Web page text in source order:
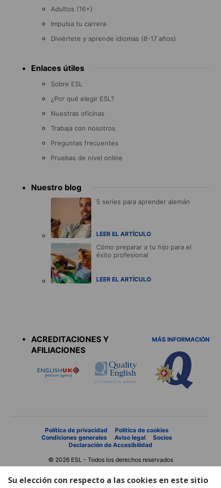
Su elección con respecto a las cookies en este sitio
Adultos (16+)
Impulsa tu carrera
Diviértete y aprende idiomas (8-17 años)
Enlaces útiles
Sobre ESL
¿Por qué elegir ESL?
Nuestras oficinas
Trabaja con nosotros
Preguntas frecuentes
Pruebas de nivel online
Nuestro blog
5 series para aprender alemán
LEER EL ARTÍCULO
Cómo preparar a tu hijo para el
éxito profesional
LEER EL ARTÍCULO
ACREDITACIONES Y
AFILIACIONES
MÁS INFORMACIÓN
Política de privacidad
Política de cookies
Condiciones generales
Aviso legal
Socios
Declaración de Accesibilidad
© 2026 ESL - Todos los derechos reservados